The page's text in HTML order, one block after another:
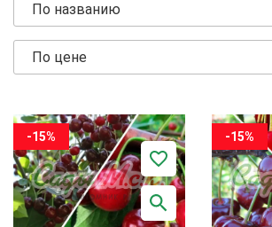
По названию
По цене
-15% -15%